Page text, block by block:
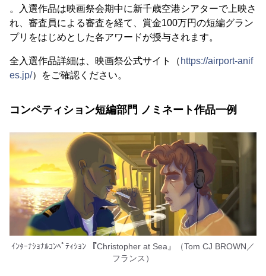
。入選作品は映画祭会期中に新千歳空港シアターで上映さ
れ、審査員による審査を経て、賞金100万円の短編グラン
プリをはじめとした各アワードが授与されます。
全入選作品詳細は、映画祭公式サイト（ https://airport-anif
es.jp/）をご確認ください。
コンペティション短編部門 ノミネート作品一例
ｲﾝﾀｰﾅｼｮﾅﾙｺﾝﾍﾟﾃｨｼｮﾝ 『Christopher at Sea』（Tom CJ BROWN／
フランス）